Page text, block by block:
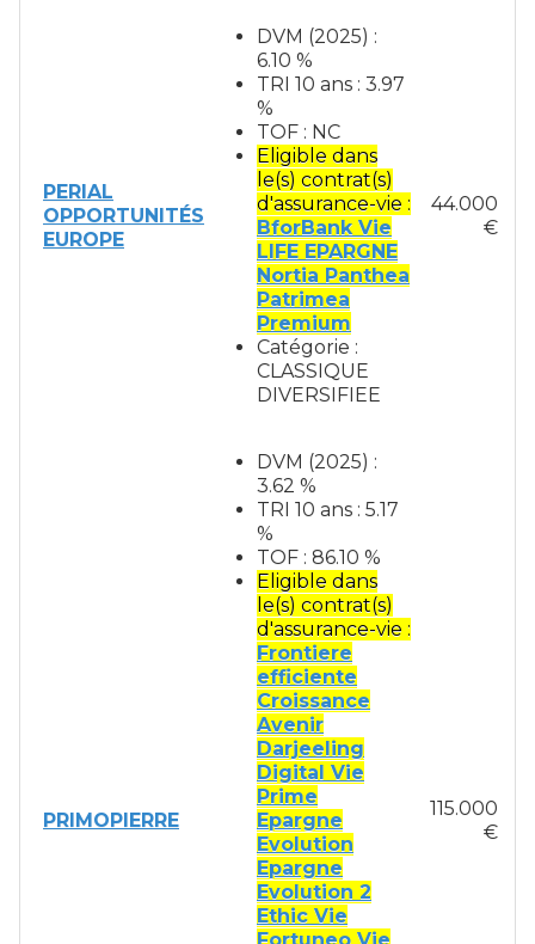
PERIAL
OPPORTUNITÉS
EUROPE
DVM (2025) :
6.10 %
TRI 10 ans : 3.97
%
TOF : NC
Eligible dans
le(s) contrat(s)
d'assurance-vie :
BforBank Vie
LIFE EPARGNE
Nortia Panthea
Patrimea
Premium
Catégorie :
CLASSIQUE
DIVERSIFIEE
44.000
€
PRIMOPIERRE
DVM (2025) :
3.62 %
TRI 10 ans : 5.17
%
TOF : 86.10 %
Eligible dans
le(s) contrat(s)
d'assurance-vie :
Frontiere
efficiente
Croissance
Avenir
Darjeeling
Digital Vie
Prime
Epargne
Evolution
Epargne
Evolution 2
Ethic Vie
Fortuneo Vie
115.000
€